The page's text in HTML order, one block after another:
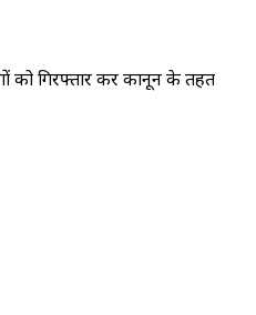
को गिरफ्तार कर कानून के तहत